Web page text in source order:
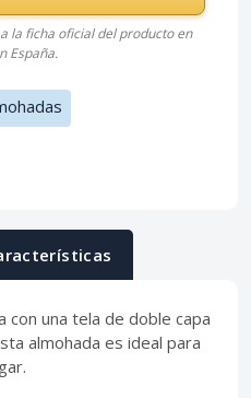
la ficha oficial del producto en
España.
con una tela de doble capa
almohada es ideal para